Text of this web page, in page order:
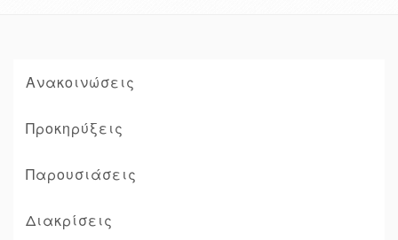
Ανακοινώσεις
Προκηρύξεις
Παρουσιάσεις
Διακρίσεις